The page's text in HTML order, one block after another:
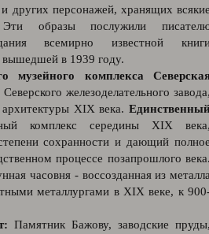
других персонажей, хранящих
Эти образы послужили
всемирно известной
вышедшей в 1939 году.
музейного комплекса
железоделательного
XIX века.
комплекс середины XIX
сохранности и дающий
процессе позапрошлого
часовня - воссозданная из
металлургами в XIX веке, к
Памятник Бажову, заводские